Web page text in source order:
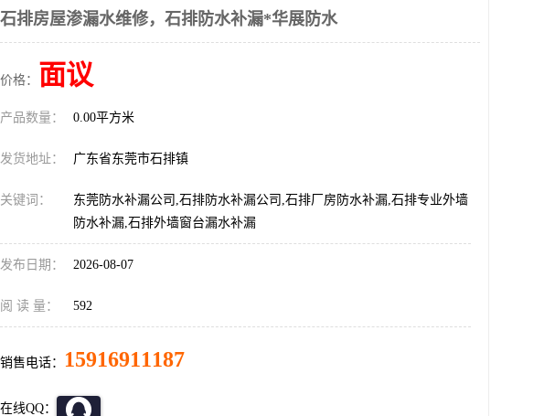
石排房屋渗漏水维修，石排防水补漏*华展防水
价格： 面议
产品数量： 0.00平方米
发货地址： 广东省东莞市石排镇
关键词：
东莞防水补漏公司,石排防水补漏公司,石排厂房防水补漏,石排专业外墙
防水补漏,石排外墙窗台漏水补漏
发布日期： 2026-08-07
阅 读 量： 592
销售电话： 15916911187
在线QQ：